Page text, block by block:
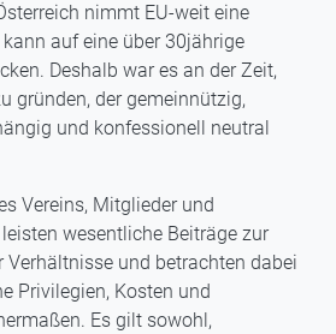
nimmt EU-weit eine
auf eine über 30jährige
Deshalb war es an der Zeit,
gründen, der gemeinnützig,
und konfessionell neutral
Vereins, Mitglieder und
wesentliche Beiträge zur
Verhältnisse und betrachten dabei
Privilegien, Kosten und
Es gilt sowohl,